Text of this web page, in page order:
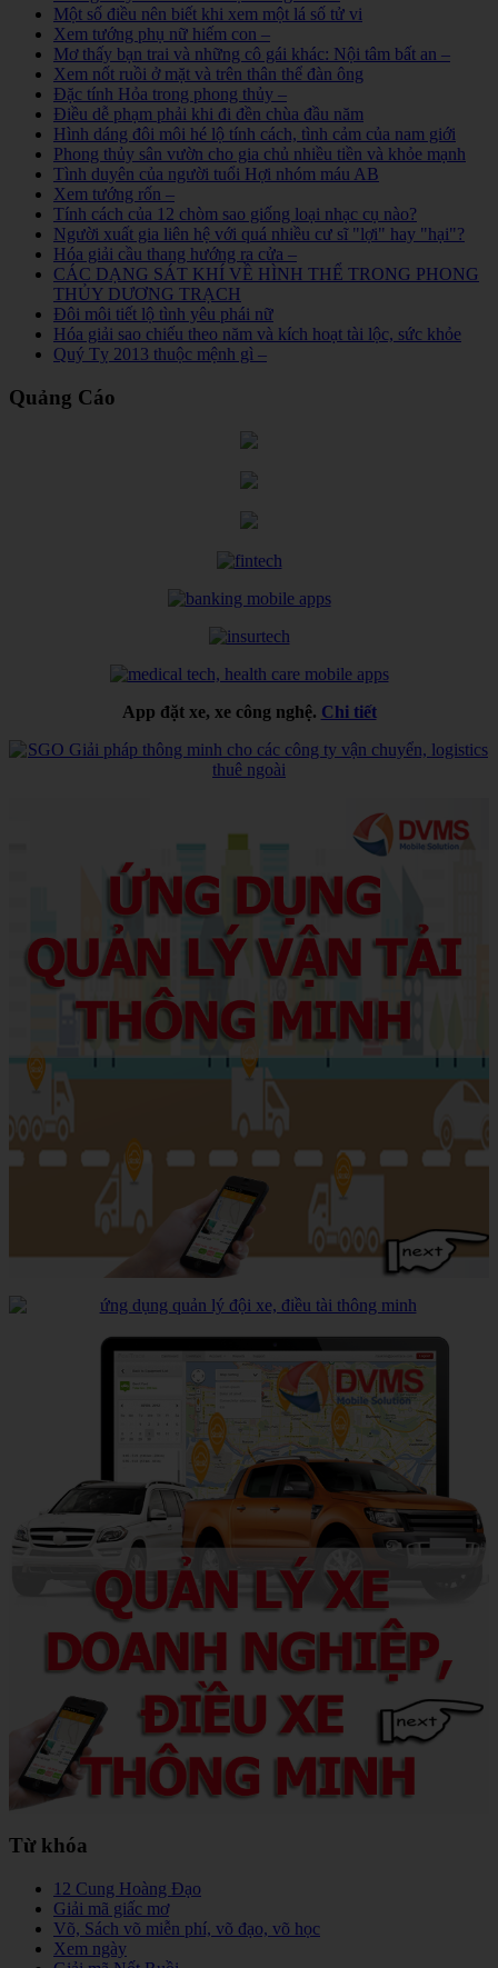
Một số điều nên biết khi xem một lá số tử vi
Xem tướng phụ nữ hiếm con –
Mơ thấy bạn trai và những cô gái khác: Nội tâm bất an –
Xem nốt ruồi ở mặt và trên thân thể đàn ông
Đặc tính Hỏa trong phong thủy –
Điều dễ phạm phải khi đi đền chùa đầu năm
Hình dáng đôi môi hé lộ tính cách, tình cảm của nam giới
Phong thủy sân vườn cho gia chủ nhiều tiền và khỏe mạnh
Tình duyên của người tuổi Hợi nhóm máu AB
Xem tướng rốn –
Tính cách của 12 chòm sao giống loại nhạc cụ nào?
Người xuất gia liên hệ với quá nhiều cư sĩ "lợi" hay "hại"?
Hóa giải cầu thang hướng ra cửa –
CÁC DẠNG SÁT KHÍ VỀ HÌNH THỂ TRONG PHONG
THỦY DƯƠNG TRẠCH
Đôi môi tiết lộ tình yêu phái nữ
Hóa giải sao chiếu theo năm và kích hoạt tài lộc, sức khỏe
Quý Tỵ 2013 thuộc mệnh gì –
Quảng Cáo
App đặt xe, xe công nghệ. Chi tiết
Từ khóa
12 Cung Hoàng Đạo
Giải mã giấc mơ
Võ, Sách võ miễn phí, võ đạo, võ học
Xem ngày